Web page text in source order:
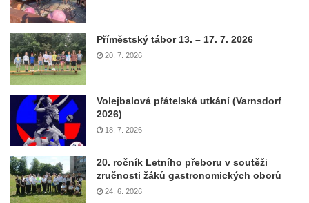
Příměstský tábor 13. – 17. 7. 2026
20. 7. 2026
Volejbalová přátelská utkání (Varnsdorf
2026)
18. 7. 2026
20. ročník Letního přeboru v soutěži
zručnosti žáků gastronomických oborů
24. 6. 2026